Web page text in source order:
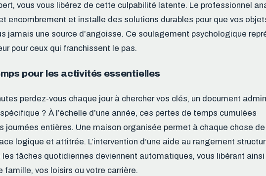
vous vous libérez de cette culpabilité latente. Le professionnel
encombrement et installe des solutions durables pour que vos
jamais une source d’angoisse. Ce soulagement psychologique
pour ceux qui franchissent le pas.
pour les activités essentielles
perdez-vous chaque jour à chercher vos clés, un document
? À l’échelle d’une année, ces pertes de temps cumulées
journées entières. Une maison organisée permet à chaque chose de
logique et attitrée. L’intervention d’une aide au rangement
les tâches quotidiennes deviennent automatiques, vous libérant ainsi
famille, vos loisirs ou votre carrière.